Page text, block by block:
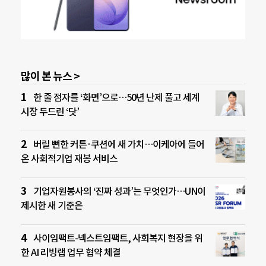
많이 본 뉴스 >
한 줄 점자를 ‘화면’으로…50년 난제 풀고 세계
시장 두드린 ‘닷’
버릴 뻔한 커튼·쿠션에 새 가치…이케아에 들어
온 사회적기업 재봉 서비스
기업자원봉사의 ‘진짜 성과’는 무엇인가…UN이
제시한 새 기준은
사이임팩트-넥스트임팩트, 사회복지 현장을 위
한 AI 리빙랩 업무 협약 체결